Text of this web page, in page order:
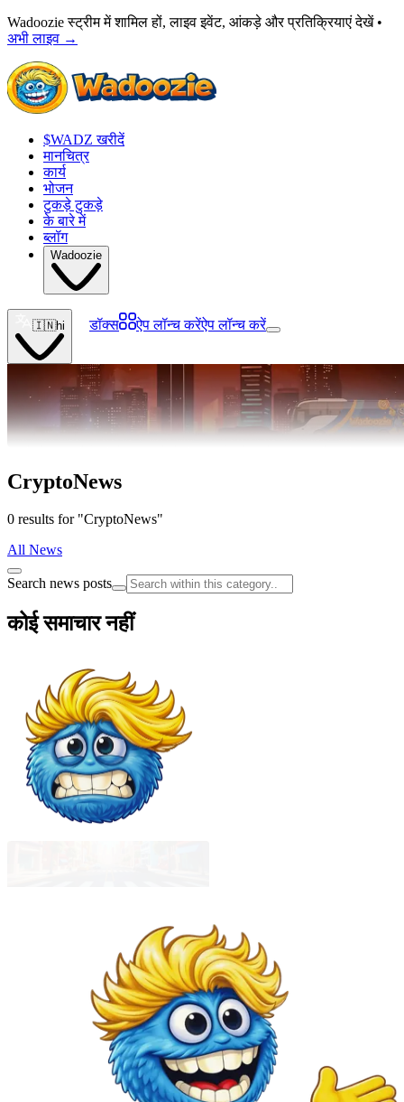
Wadoozie स्ट्रीम में शामिल हों, लाइव इवेंट, आंकड़े और प्रतिक्रियाएं देखें •
अभी लाइव →
$WADZ खरीदें
मानचित्र
कार्य
भोजन
टुकड़े टुकड़े
के बारे में
ब्लॉग
Wadoozie
🇮🇳hi डॉक्स ऐप लॉन्च करेंऐप लॉन्च करें
CryptoNews
0 results for "CryptoNews"
All News
Search news posts
कोई समाचार नहीं